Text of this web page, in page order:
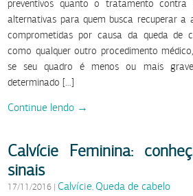
preventivos quanto o tratamento contra
alternativas para quem busca recuperar
comprometidas por causa da queda de
como qualquer outro procedimento
se seu quadro é menos ou mais
determinado […]
Continue lendo →
Calvície Feminina:
sinais
17/11/2016 | Calvície, Queda de cabelo